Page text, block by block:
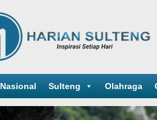
Nasional Sulteng Olahraga